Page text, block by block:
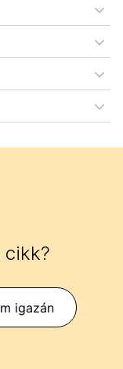
cikk?
igazán